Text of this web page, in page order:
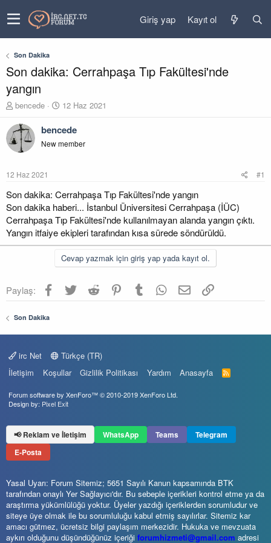
Giriş yap Kayıt ol
Son Dakika
Son dakika: Cerrahpaşa Tıp Fakültesi'nde
yangın
K
n
u
y
b
a
ş
a
t
a
n
bencede
B
ş
l
a
ç
t
a
r
i
h
i
12 Haz 2021
bencede
New member
12 Haz 2021 #1
Son dakika: Cerrahpaşa Tıp Fakültesi'nde yangın
Son dakika haberi... İstanbul Üniversitesi Cerrahpaşa (İÜC)
Cerrahpaşa Tıp Fakültesi'nde kullanılmayan alanda yangın çıktı.
Yangın itfaiye ekipleri tarafından kısa sürede söndürüldü.
Cevap yazmak için giriş yap yada kayıt ol.
Paylaş: Facebook
TwitterReddit PinterestTumblr WhatsApp
E-postaLink
Son Dakika
irc Net
Türkçe (TR)
İletişim
Koşullar Gizlilik Politikası Yardım Anasayfa
R
S
Forum software by XenForo™© 2010-2019 XenForo Ltd.
Design by: Pixel Exit
📢 Reklam ve İletişim WhatsApp Teams
Telegram
E-Posta
Yasal Uyarı: Forum Sitemiz; 5651 Sayılı Kanun kapsamında BTK
tarafından onaylı Yer Sağlayıcı'dır. Bu sebeple içerikleri kontrol etme ya da
araştırma yükümlülüğü yoktur. Üyeler yazdığı içeriklerden sorumludur ve
siteye üye olmak ile bu sorumluluğu kabul etmiş sayılırlar. Sitemiz kar
amacı gütmez, ücretsiz bilgi paylaşım merkezidir. Hukuka ve mevzuata
aykırı olduğunu düşündüğünüz içeriği forumhizmeti@gmail.com adresi